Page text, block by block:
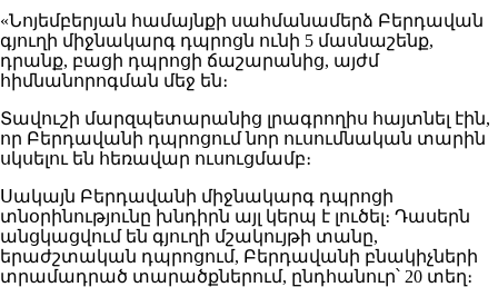
«Նոյեմբերյան համայնքի սահմանամերձ Բերդավան
գյուղի միջնակարգ դպրոցն ունի 5 մասնաշենք,
դրանք, բացի դպրոցի ճաշարանից, այժմ
հիմնանորոգման մեջ են։
Տավուշի մարզպետարանից լրագրողիս հայտնել էին,
որ Բերդավանի դպրոցում նոր ուսումնական տարին
սկսելու են հեռավար ուսուցմամբ։
Սակայն Բերդավանի միջնակարգ դպրոցի
տնօրինությունը խնդիրն այլ կերպ է լուծել։ Դասերն
անցկացվում են գյուղի մշակույթի տանը,
երաժշտական դպրոցում, Բերդավանի բնակիչների
տրամադրած տարածքներում, ընդհանուր՝ 20 տեղ։